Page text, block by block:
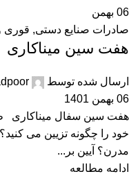
06 بهمن
صادرات صنایع دستی, قوری
هفت سین میناکاری
ارسال شده توسط
06 بهمن 1401
خود را چگونه تزیین می
مدرن؟ آیین بر...
ادامه مطالعه